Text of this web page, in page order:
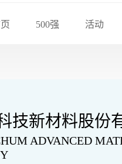
500强 活动
技新材料股份
ADVANCED